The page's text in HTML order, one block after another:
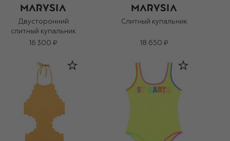
Двусторонний
слитный купальник
16 300 ₽
Слитный купальник
18 650 ₽